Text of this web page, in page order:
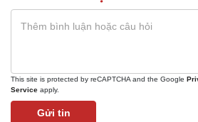
This site is protected by reCAPTCHA and the Google
Service apply.
Gửi tin